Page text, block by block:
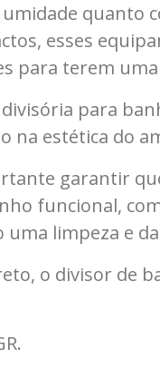
quanto
esses
para terem
para
na estética do
garantir
funcional,
limpeza e
o divisor de